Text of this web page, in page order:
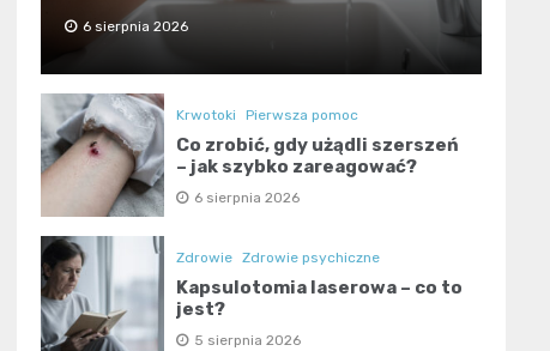
6 sierpnia 2026
Krwotoki Pierwsza pomoc
Co zrobić, gdy użądli szerszeń
– jak szybko zareagować?
6 sierpnia 2026
Zdrowie Zdrowie psychiczne
Kapsulotomia laserowa – co to
jest?
5 sierpnia 2026